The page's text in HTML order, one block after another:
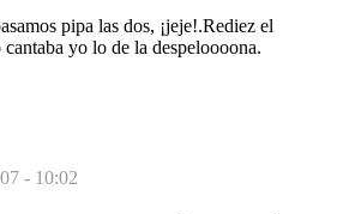
pipa las dos, ¡jeje!.Rediez el
yo lo de la despeloooona.
- 10:02